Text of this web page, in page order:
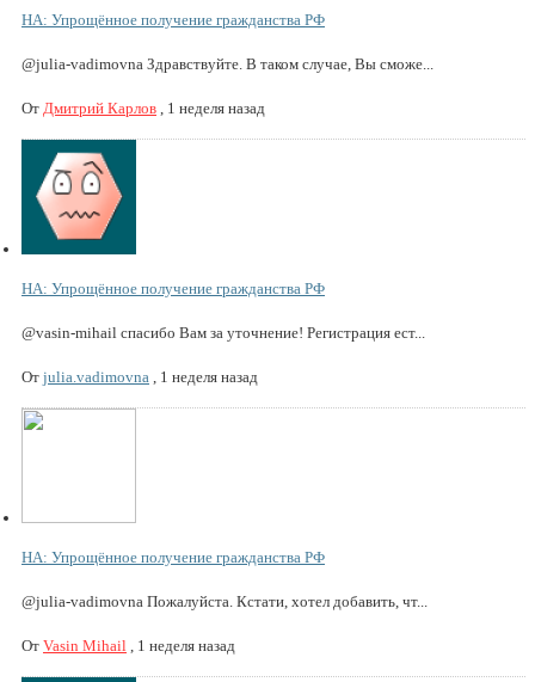
НА: Упрощённое получение гражданства РФ
@julia-vadimovna Здравствуйте. В таком случае, Вы сможе...
От Дмитрий Карлов 1 неделя назад
НА: Упрощённое получение гражданства РФ
@vasin-mihail спасибо Вам за уточнение! Регистрация ест...
От julia.vadimovna 1 неделя назад
НА: Упрощённое получение гражданства РФ
@julia-vadimovna Пожалуйста. Кстати, хотел добавить, чт...
От Vasin Mihail 1 неделя назад